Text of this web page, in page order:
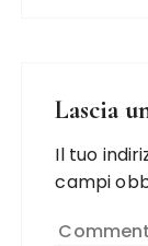
Lascia
Il tuo
campi